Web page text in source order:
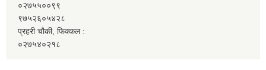
०२७५५००९९
९७५२६०५४२८
प्रहरी चौकी, फिक्कल :
०२७५४०२१८